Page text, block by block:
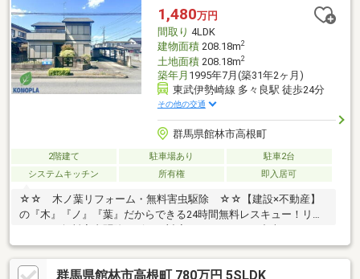
みが、整っています♪／住んでからのお家トラブル、緊急対応も承
っております♪お家のこと、すべて木ノ葉プランニングにお任せく
ださい＾＾
1,480万円
間取り 4LDK
建物面積208.18m2
土地面積208.18m2
築年月 1995年7月(築31年2ヶ月)
東武伊勢崎線 多々良駅 徒歩24分
その他の交通
群馬県館林市高根町
2階建て 駐車場あり
駐車2台
システムキッチン
所有権 即入居可
☆☆ 木ノ葉リフォーム・無料害虫駆除 ☆☆【建設×不動産】
の『木』『ノ』『葉』だからできる24時間無料レスキュー！リフ
ターサービスがついており、住んでからの安心をずっとお届けし
ます！内覧時に、無料相談・お見積りも物件ごとに作成可能！！
オウチ探しも、リフォームも一緒に相談できます！＼弊社には、
群馬県館林市高根町 780万円 5SLDK